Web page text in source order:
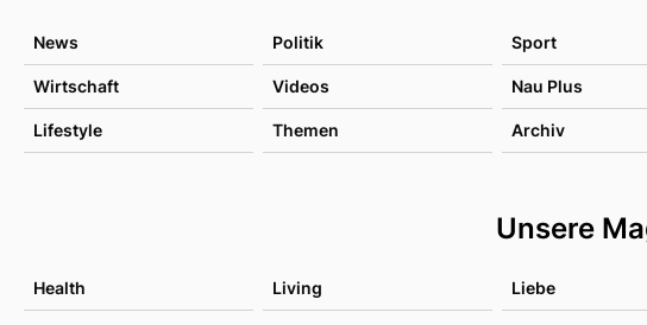
News Politik Sport
Wirtschaft Videos Nau Plus
Lifestyle Themen Archiv
Unsere
Health Living Liebe